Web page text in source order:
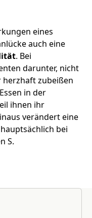
eines
auch eine
. Bei
darunter, nicht
zubeißen
in der
ihnen ihr
verändert eine
bei
S.